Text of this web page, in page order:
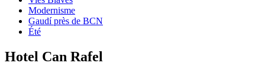
Modernisme
Gaudí près de BCN
Été
Hotel Can Rafel